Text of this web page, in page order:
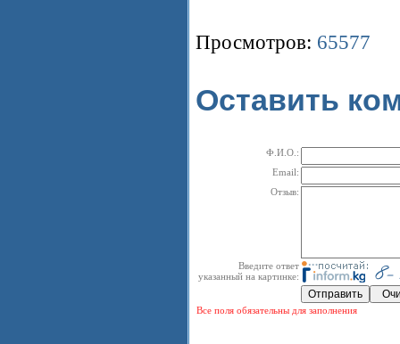
Просмотров: 65577
Оставить
Ф.И.О.:
Email:
Отзыв:
Введите ответ
указанный на картинке:
Все поля обязательны для заполнения